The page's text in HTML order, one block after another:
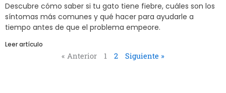
Descubre cómo saber si tu gato tiene fiebre, cuáles son los
síntomas más comunes y qué hacer para ayudarle a
tiempo antes de que el problema empeore.
Leer artículo
« Anterior 1 2 Siguiente »